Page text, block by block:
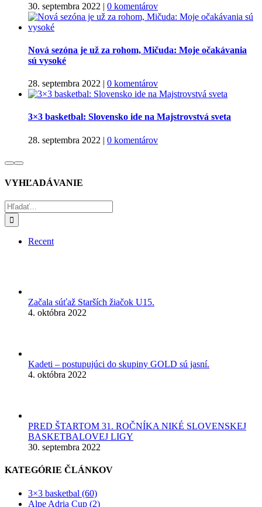
30. septembra 2022 | 0 komentárov
Nová sezóna je už za rohom, Mičuda: Moje očakávania
sú vysoké
28. septembra 2022 | 0 komentárov
3×3 basketbal: Slovensko ide na Majstrovstvá sveta
28. septembra 2022 | 0 komentárov
VYHĽADÁVANIE
Hľadať:
Recent
Začala súťaž Starších žiačok U15.
4. októbra 2022
Kadeti – postupujúci do skupiny GOLD sú jasní.
4. októbra 2022
PRED ŠTARTOM 31. ROČNÍKA NIKÉ SLOVENSKEJ
BASKETBALOVEJ LIGY
30. septembra 2022
KATEGÓRIE ČLÁNKOV
3×3 basketbal (60)
Alpe Adria Cup (2)